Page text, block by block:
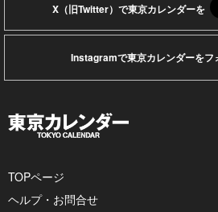
X（旧Twitter）で東京カレンダーを
Instagramで東京カレンダーをフ
TOPページ
ヘルプ・お問合せ